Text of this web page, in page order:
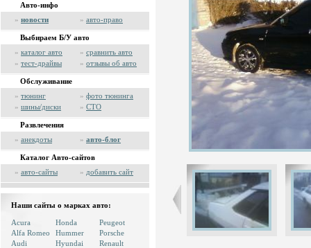
Авто-инфо
» новости » авто-право
Выбираем Б/У авто
» каталог авто » сравнить авто
» тест-драйвы » отзывы об авто
Обслуживание
» тюнинг » фото тюнинга
» шины/диски » СТО
Развлечения
» анекдоты » авто-блог
Каталог Авто-сайтов
» авто-сайты » добавить сайт
Наши сайты о марках авто:
Acura
Alfa Romeo
Audi
Honda
Hummer
Hyundai
Peugeot
Porsche
Renault